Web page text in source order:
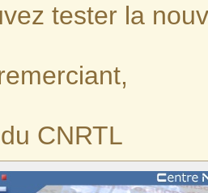
tester la
CNRTL